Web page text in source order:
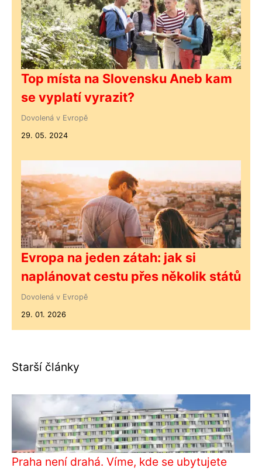
Top místa na Slovensku Aneb kam
se vyplatí vyrazit?
Dovolená v Evropě
29. 05. 2024
Evropa na jeden zátah: jak si
naplánovat cestu přes několik států
Dovolená v Evropě
29. 01. 2026
Starší články
Praha není drahá. Víme, kde se ubytujete